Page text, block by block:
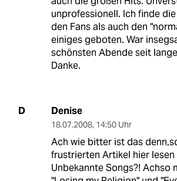
unprofessionell. Ich finde
den Fans als auch den
einiges geboten. War
schönsten Abende seit
Danke.
D Denise
18.07.2008, 14:50 Uhr
Ach wie bitter ist das
frustrierten Artikel hier lesen
Unbekannte Songs?! Achso